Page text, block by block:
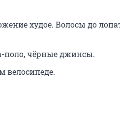
худое. Волосы до
поло, чёрные джинсы.
велосипеде.